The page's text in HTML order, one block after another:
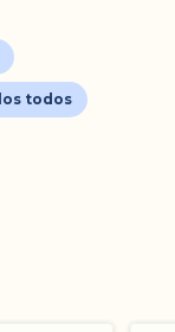
todos